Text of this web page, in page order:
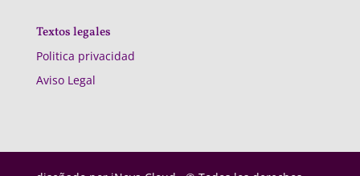
Textos legales
Politica privacidad
Aviso Legal